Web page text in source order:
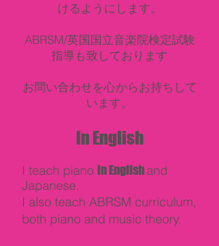
けるようにします。
ABRSM/英国国立音楽院検定試験
指導も致しております
お問い合わせを心からお持ちして
います。
In English
I teach piano in Englishand
Japanese.
I also teach ABRSM curriculum,
both piano and music theory.